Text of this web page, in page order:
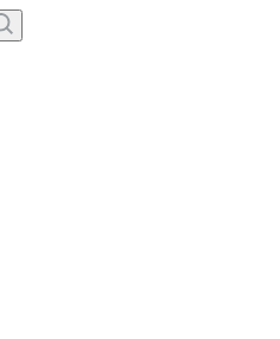
ARA
Arama
Sonucu: